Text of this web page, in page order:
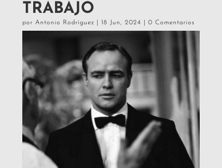
TRABAJO
por Antonio Rodríguez 18 Jun, 2024 0 Comentarios